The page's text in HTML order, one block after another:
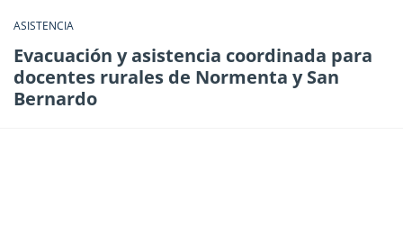
ASISTENCIA
Evacuación y asistencia coordinada para
docentes rurales de Normenta y San
Bernardo